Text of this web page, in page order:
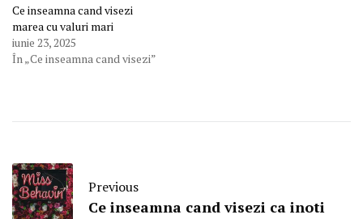
Ce inseamna cand visezi
marea cu valuri mari
iunie 23, 2025
În „Ce inseamna cand visezi”
Previous
Ce inseamna cand visezi ca inoti